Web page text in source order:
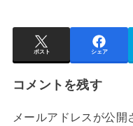
ポスト シェア
コメントを残す
メールアドレスが公開